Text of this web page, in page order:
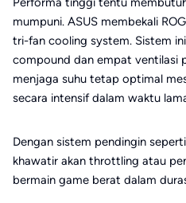
mumpuni. ASUS membekali
tri-fan cooling system. Sistem
compound dan empat ventilasi
menjaga suhu tetap optimal
secara intensif dalam waktu
Dengan sistem pendingin
khawatir akan throttling atau
bermain game berat dalam